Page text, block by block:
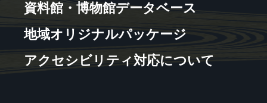
資料館・博物館データベース
地域オリジナルパッケージ
アクセシビリティ対応について